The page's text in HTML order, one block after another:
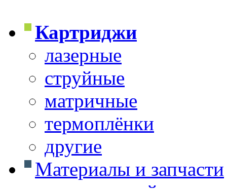
Картриджи
лазерные
струйные
матричные
термоплёнки
другие
Материалы и запчасти